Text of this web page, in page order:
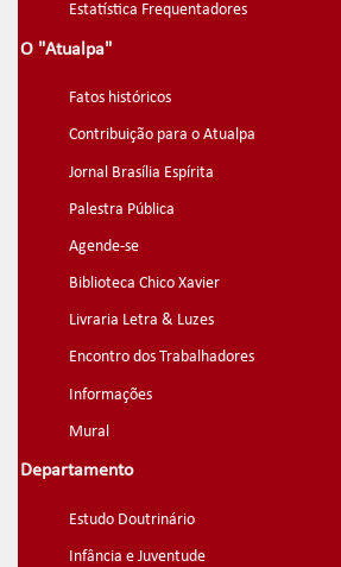
Estatística Frequentadores
O "Atualpa"
Fatos históricos
Contribuição para o Atualpa
Jornal Brasília Espírita
Palestra Pública
Agende-se
Biblioteca Chico Xavier
Livraria Letra & Luzes
Encontro dos Trabalhadores
Informações
Mural
Departamento
Estudo Doutrinário
Infância e Juventude